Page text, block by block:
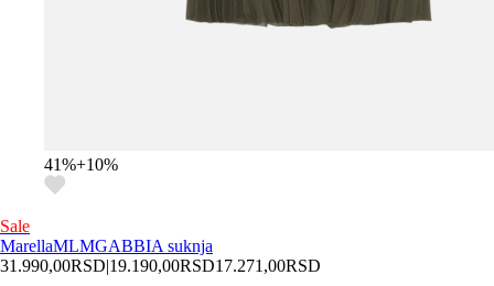
41%+10%
Sale
MarellaMLMGABBIA suknja
31.990,00RSD|19.190,00RSD17.271,00RSD